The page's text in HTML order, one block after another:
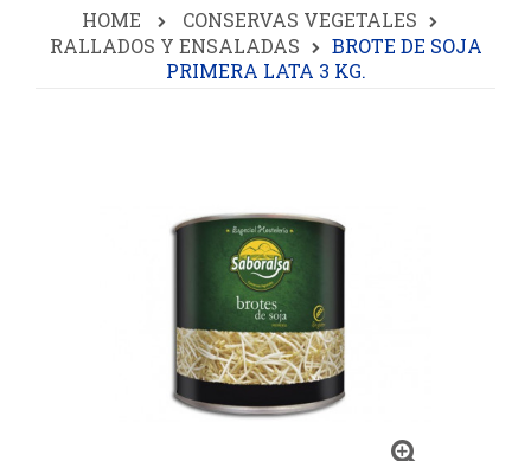
HOME
CONSERVAS VEGETALES
RALLADOS Y ENSALADAS
BROTE DE SOJA
PRIMERA LATA 3 KG.